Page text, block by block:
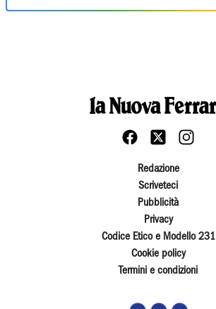
Redazione
Scriveteci
Pubblicità
Privacy
Codice Etico e Modello 231
Cookie policy
Termini e condizioni